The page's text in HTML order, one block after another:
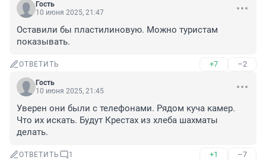
Гость
10 июня 2025, 21:47
Оставили бы пластилиновую. Можно туристам
показывать.
ОТВЕТИТЬ +7 –2
Гость
10 июня 2025, 21:45
Уверен они были с телефонами. Рядом куча камер.
Что их искать. Будут Крестах из хлеба шахматы
делать.
ОТВЕТИТЬ 1 +1 –7